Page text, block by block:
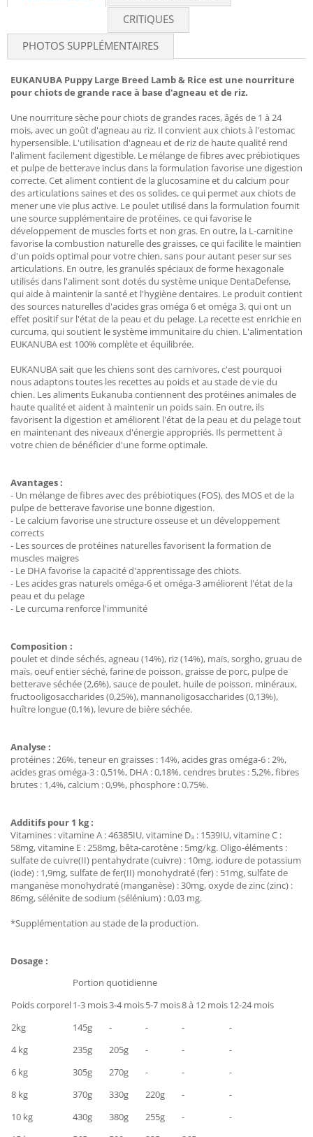
CRITIQUES
PHOTOS SUPPLÉMENTAIRES
EUKANUBA Puppy Large Breed Lamb & Rice est une nourriture
pour chiots de grande race à base d'agneau et de riz.
Une nourriture sèche pour chiots de grandes races, âgés de 1 à 24
mois, avec un goût d'agneau au riz. Il convient aux chiots à l'estomac
hypersensible. L'utilisation d'agneau et de riz de haute qualité rend
l'aliment facilement digestible. Le mélange de fibres avec prébiotiques
et pulpe de betterave inclus dans la formulation favorise une digestion
correcte. Cet aliment contient de la glucosamine et du calcium pour
des articulations saines et des os solides, ce qui permet aux chiots de
mener une vie plus active. Le poulet utilisé dans la formulation fournit
une source supplémentaire de protéines, ce qui favorise le
développement de muscles forts et non gras. En outre, la L-carnitine
favorise la combustion naturelle des graisses, ce qui facilite le maintien
d'un poids optimal pour votre chien, sans pour autant peser sur ses
articulations. En outre, les granulés spéciaux de forme hexagonale
utilisés dans l'aliment sont dotés du système unique DentaDefense,
qui aide à maintenir la santé et l'hygiène dentaires. Le produit contient
des sources naturelles d'acides gras oméga 6 et oméga 3, qui ont un
effet positif sur l'état de la peau et du pelage. La recette est enrichie en
curcuma, qui soutient le système immunitaire du chien. L'alimentation
EUKANUBA est 100% complète et équilibrée.
EUKANUBA sait que les chiens sont des carnivores, c'est pourquoi
nous adaptons toutes les recettes au poids et au stade de vie du
chien. Les aliments Eukanuba contiennent des protéines animales de
haute qualité et aident à maintenir un poids sain. En outre, ils
favorisent la digestion et améliorent l'état de la peau et du pelage tout
en maintenant des niveaux d'énergie appropriés. Ils permettent à
votre chien de bénéficier d'une forme optimale.
Avantages :
- Un mélange de fibres avec des prébiotiques (FOS), des MOS et de la
pulpe de betterave favorise une bonne digestion.
- Le calcium favorise une structure osseuse et un développement
corrects
- Les sources de protéines naturelles favorisent la formation de
muscles maigres
- Le DHA favorise la capacité d'apprentissage des chiots.
- Les acides gras naturels oméga-6 et oméga-3 améliorent l'état de la
peau et du pelage
- Le curcuma renforce l'immunité
Composition :
poulet et dinde séchés, agneau (14%), riz (14%), maïs, sorgho, gruau de
maïs, oeuf entier séché, farine de poisson, graisse de porc, pulpe de
betterave séchée (2,6%), sauce de poulet, huile de poisson, minéraux,
fructooligosaccharides (0,25%), mannanoligosaccharides (0,13%),
huître longue (0,1%), levure de bière séchée.
Analyse :
protéines : 26%, teneur en graisses : 14%, acides gras oméga-6 : 2%,
acides gras oméga-3 : 0,51%, DHA : 0,18%, cendres brutes : 5,2%, fibres
brutes : 1,4%, calcium : 0,9%, phosphore : 0.75%.
Additifs pour 1 kg :
Vitamines : vitamine A : 46385IU, vitamine D₃ : 1539IU, vitamine C :
58mg, vitamine E : 258mg, bêta-carotène : 5mg/kg. Oligo-éléments :
sulfate de cuivre(II) pentahydrate (cuivre) : 10mg, iodure de potassium
(iode) : 1,9mg, sulfate de fer(II) monohydraté (fer) : 51mg, sulfate de
manganèse monohydraté (manganèse) : 30mg, oxyde de zinc (zinc) :
86mg, sélénite de sodium (sélénium) : 0,03 mg.
*Supplémentation au stade de la production.
Dosage :
Portion quotidienne
Poids corporel1-3 mois3-4 mois5-7 mois8 à 12 mois12-24 mois
2kg
145g - - -
-
4 kg
235g 205g - -
-
6 kg
305g 270g - -
-
8 kg
370g 330g 220g -
-
10 kg
430g 380g 255g -
-